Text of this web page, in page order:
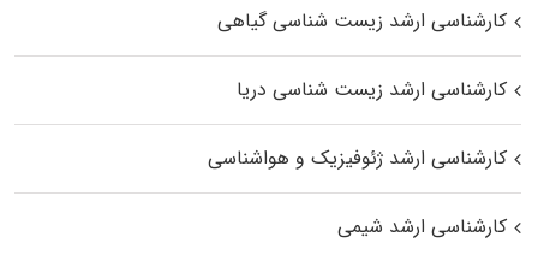
کارشناسی ارشد زیست‌ شناسی گیاهی
کارشناسی ارشد زیست‌ شناسی دریا
کارشناسی ارشد ژئوفیزیک و هواشناسی
کارشناسی ارشد شیمی